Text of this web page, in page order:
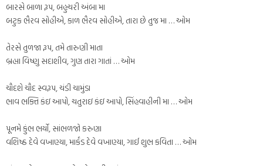
બારસે બાળા રૂપ, બહુચરી અંબા મા
બટુક ભૈરવ સોહીએ, કાળ ભૈરવ સોહીએ, તારા છે તુજ મા … ઓમ
તેરસે તુળજા રૂપ, તમે તારુણી માતા
બ્રહ્મા વિષ્ણુ સદાશીવ, ગુણ તારા ગાતાં … ઓમ
ચૌદશે ચૌદ સ્વરૂપ, ચંડી ચામુંડા
ભાવ ભક્તિ કંઇ આપો, ચતુરાઇ કંઇ આપો, સિંહવાહીની મા … ઓમ
પૂનમે કુંભ ભર્યો, સાંભળજો કરુણા
વશિષ્ઠ દેવે વખાણ્યા, માર્કંડ દેવે વખાણ્યા, ગાઈ શુભ કવિતા … ઓમ